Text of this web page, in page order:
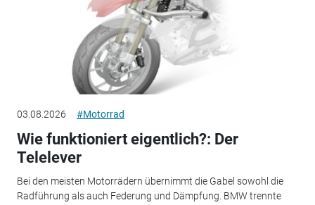
03.08.2026 #Motorrad
Wie funktioniert eigentlich?: Der
Telelever
Bei den meisten Motorrädern übernimmt die Gabel sowohl die
Radführung als auch Federung und Dämpfung. BMW trennte